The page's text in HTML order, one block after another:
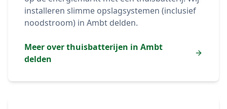
installeren slimme opslagsystemen (inclusief
noodstroom) in Ambt delden.
Meer over thuisbatterijen in Ambt
delden